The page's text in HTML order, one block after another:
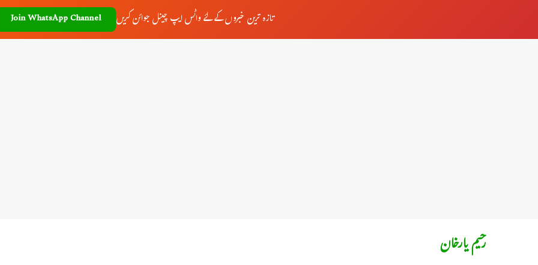
تازہ ترین خبروں کے لئے واٹس ایپ چینل جوائن کریں Join WhatsApp Channel
رحیم یارخان